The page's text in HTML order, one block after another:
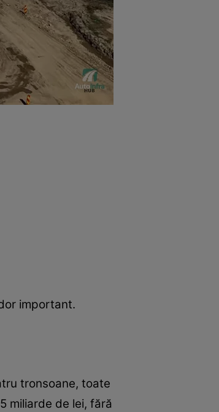
important.
tronsoane, toate
miliarde de lei, fără